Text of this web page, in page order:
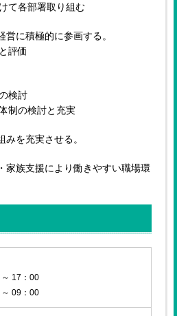
て各部署取り組む
に積極的に参画する。
評価
検討
制の検討と充実
を充実させる。
家族支援により働きやすい職場環
17：00
09：00